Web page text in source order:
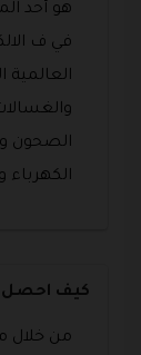
هو أحد
في ف
العالمية
الصحون و
الكهرباء
كيف احصل
من خلال